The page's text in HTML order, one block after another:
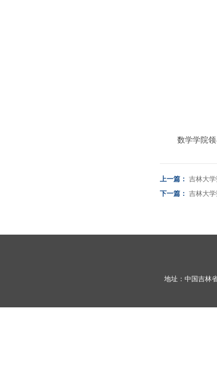
数学学院
上一篇： 吉林大
下一篇： 吉林大
地址：中国吉林